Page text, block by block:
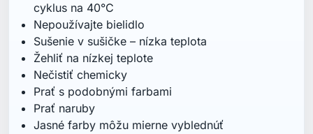
cyklus na 40°C
Nepoužívajte bielidlo
Sušenie v sušičke – nízka teplota
Žehliť na nízkej teplote
Nečistiť chemicky
Prať s podobnými farbami
Prať naruby
Jasné farby môžu mierne vyblednúť